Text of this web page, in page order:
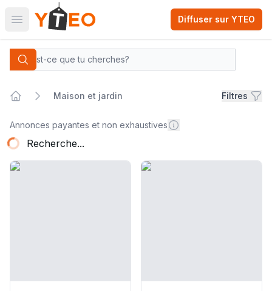
Open main menu
Diffuser sur YTEO
Categories
Search
Filtres
Maison et jardin
Home Maison et jardin
Annonces payantes et non exhaustives
Recherche...